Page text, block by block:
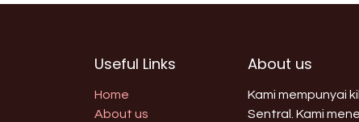
Useful Links
Home
About us
About us
Kami mempunyai
Sentral. Kami